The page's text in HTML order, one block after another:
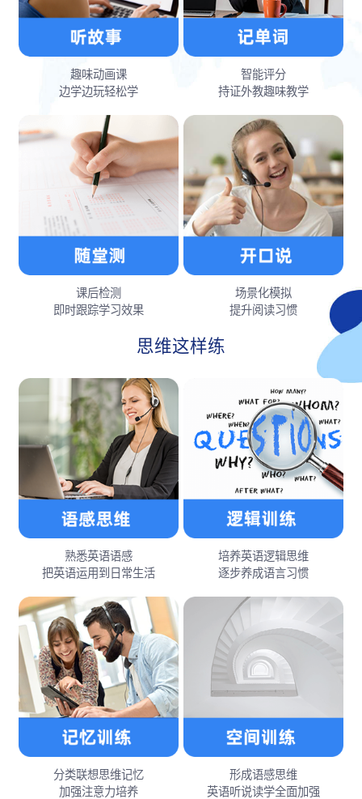
趣味动画课
边学边玩轻松学
智能评分
持证外教趣味教学
课后检测
即时跟踪学习效果
场景化模拟
提升阅读习惯
思维这样练
熟悉英语语感
把英语运用到日常生活
培养英语逻辑思维
逐步养成语言习惯
分类联想思维记忆
加强注意力培养
形成语感思维
英语听说读学全面加强